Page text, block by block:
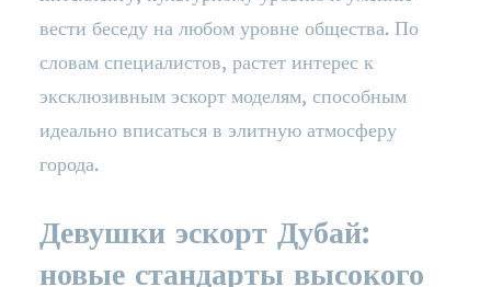
вести беседу на любом уровне общества. По
словам специалистов, растет интерес к
эксклюзивным эскорт моделям, способным
идеально вписаться в элитную атмосферу
города.
Девушки эскорт Дубай:
новые стандарты высокого